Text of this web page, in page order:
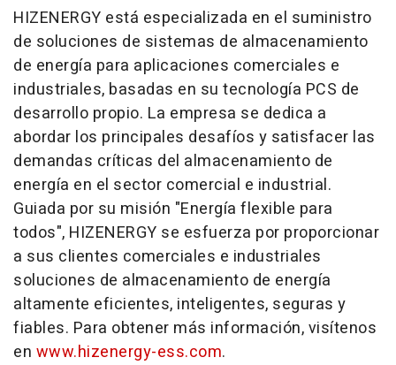
HIZENERGY está especializada en el suministro
de soluciones de sistemas de almacenamiento
de energía para aplicaciones comerciales e
industriales, basadas en su tecnología PCS de
desarrollo propio. La empresa se dedica a
abordar los principales desafíos y satisfacer las
demandas críticas del almacenamiento de
energía en el sector comercial e industrial.
Guiada por su misión "Energía flexible para
todos", HIZENERGY se esfuerza por proporcionar
a sus clientes comerciales e industriales
soluciones de almacenamiento de energía
altamente eficientes, inteligentes, seguras y
fiables. Para obtener más información, visítenos
en www.hizenergy-ess.com.